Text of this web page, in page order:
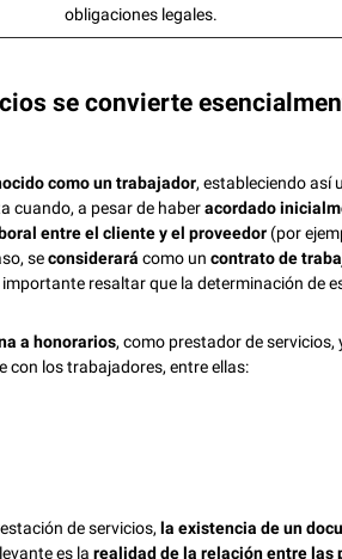
obligaciones legales.
se convierte
como un trabajador, estableciendo así
cuando, a pesar de haberacordado
entre el cliente y el proveedor (por
seconsiderarácomo uncontrato de
resaltar que la determinación de
a honorarios, como prestador de servicios,
con los trabajadores, entre ellas:
de servicios, la existencia de un
es la realidad de la relación entre las